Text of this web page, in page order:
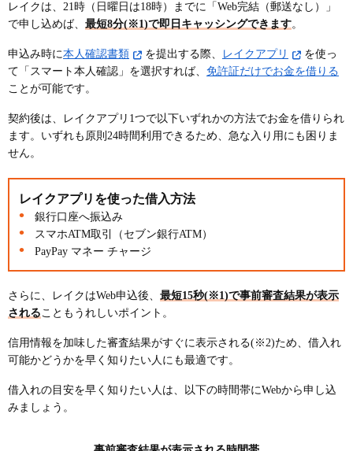
レイクは、21時（日曜日は18時）までに「Web完結（郵送なし）」
で申し込めば、 最短8分(※1)で即日キャッシングできます。
申込み時に本人確認書類 を提出する際、 レイクアプリ
を使っ
て「スマート本人確認」を選択すれば、 免許証だけでお金を借りる
ことが可能です。
契約後は、レイクアプリ1つで以下いずれかの方法でお金を借りられ
ます。いずれも原則24時間利用できるため、急な入り用にも困りま
せん。
レイクアプリを使った借入方法
銀行口座へ振込み
スマホATM取引（セブン銀行ATM）
PayPay マネー チャージ
さらに、レイクはWeb申込後、 最短15秒(※1)で事前審査結果が表示
されることもうれしいポイント。
信用情報を加味した審査結果がすぐに表示される(※2)ため、借入れ
可能かどうかを早く知りたい人にも最適です。
借入れの目安を早く知りたい人は、以下の時間帯にWebから申し込
みましょう。